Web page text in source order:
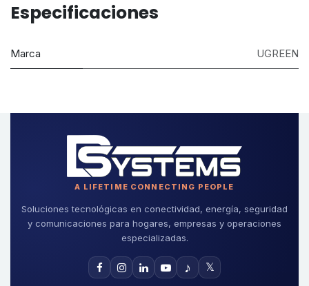
Especificaciones
Marca UGREEN
A LIFETIME CONNECTING PEOPLE
Soluciones tecnológicas en conectividad, energía, seguridad
y comunicaciones para hogares, empresas y operaciones
especializadas.
♪ 𝕏